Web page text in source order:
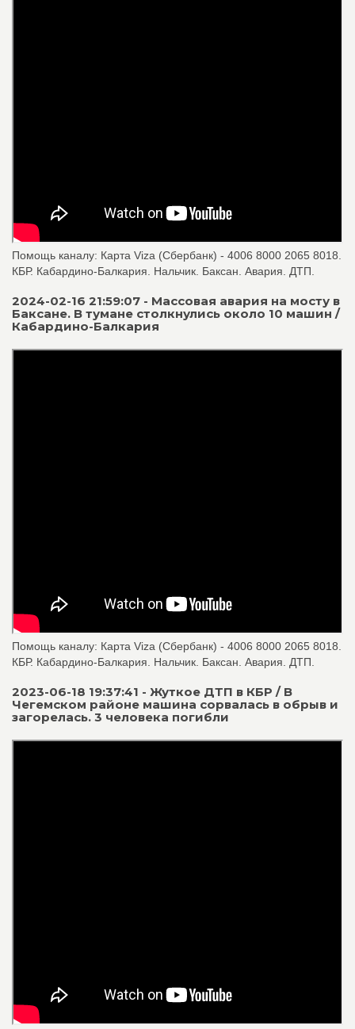
Помощь каналу: Карта Viza (Сбербанк) - 4006 8000 2065 8018.
КБР. Кабардино-Балкария. Нальчик. Баксан. Авария. ДТП.
2024-02-16 21:59:07 - Массовая авария на мосту в
Баксане. В тумане столкнулись около 10 машин /
Кабардино-Балкария
Помощь каналу: Карта Viza (Сбербанк) - 4006 8000 2065 8018.
КБР. Кабардино-Балкария. Нальчик. Баксан. Авария. ДТП.
2023-06-18 19:37:41 - Жуткое ДТП в КБР / В
Чегемском районе машина сорвалась в обрыв и
загорелась. 3 человека погибли